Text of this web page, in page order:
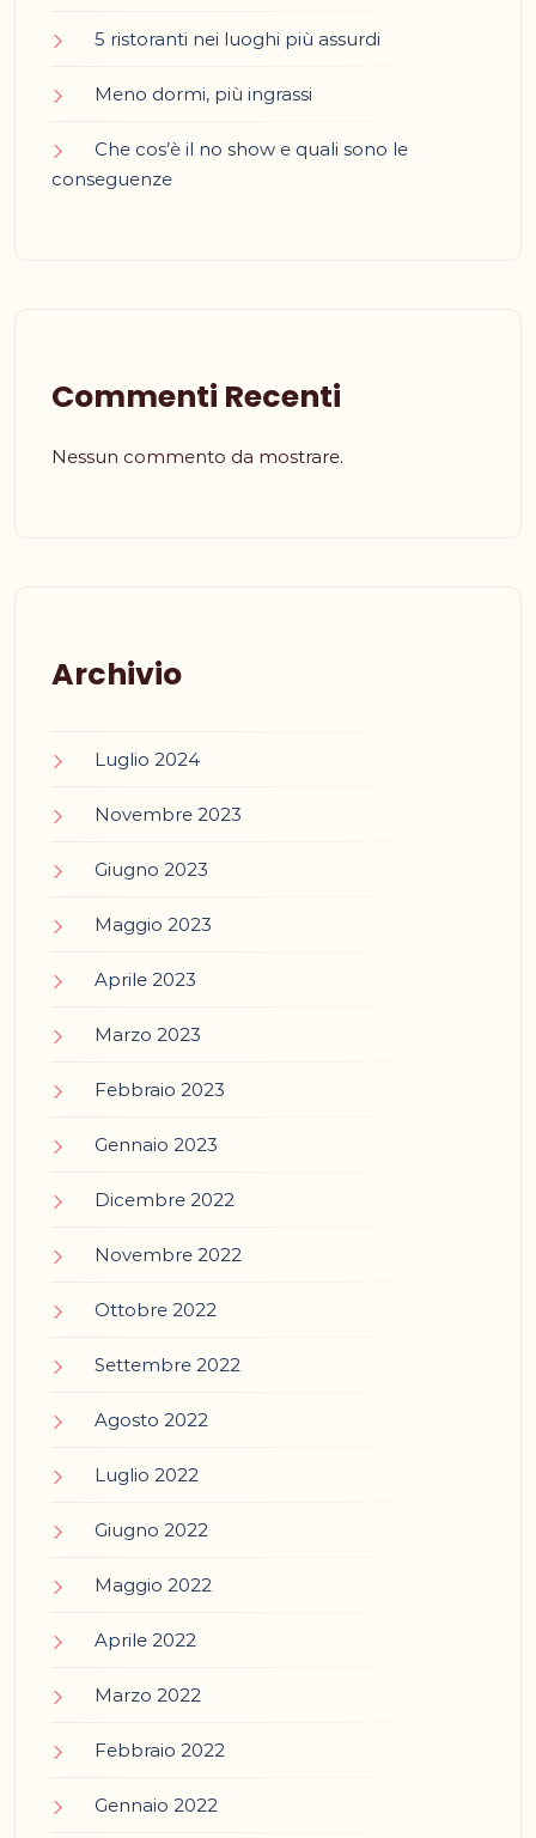
5 ristoranti nei luoghi più assurdi
Meno dormi, più ingrassi
Che cos’è il no show e quali sono le
conseguenze
Commenti Recenti
Nessun commento da mostrare.
Archivio
Luglio 2024
Novembre 2023
Giugno 2023
Maggio 2023
Aprile 2023
Marzo 2023
Febbraio 2023
Gennaio 2023
Dicembre 2022
Novembre 2022
Ottobre 2022
Settembre 2022
Agosto 2022
Luglio 2022
Giugno 2022
Maggio 2022
Aprile 2022
Marzo 2022
Febbraio 2022
Gennaio 2022